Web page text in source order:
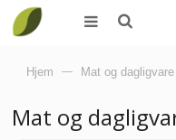
Hjem — Mat og dagligvare
Mat og